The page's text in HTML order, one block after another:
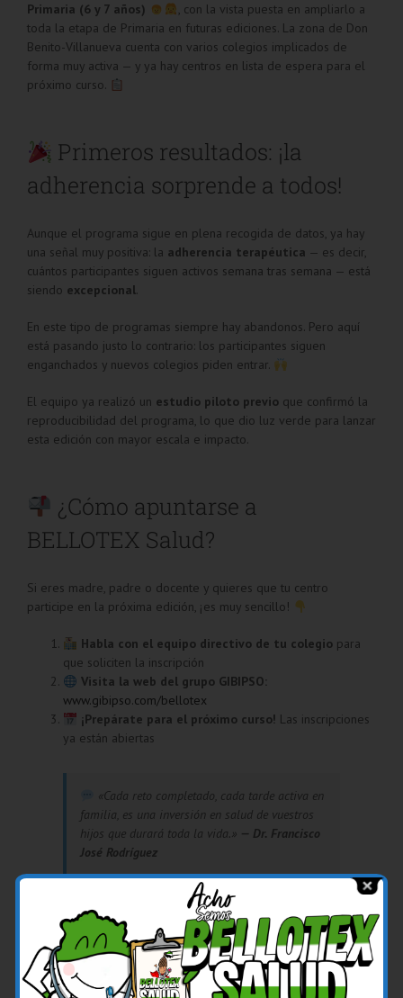
Primaria (6 y 7 años)
, con la vista puesta en ampliarlo a
toda la etapa de Primaria en futuras ediciones. La zona de Don
Benito-Villanueva cuenta con varios colegios implicados de
forma muy activa — y ya hay centros en lista de espera para el
próximo curso.
Primeros resultados: ¡la
adherencia sorprende a todos!
Aunque el programa sigue en plena recogida de datos, ya hay
una señal muy positiva: la adherencia terapéutica — es decir,
cuántos participantes siguen activos semana tras semana — está
siendo excepcional.
En este tipo de programas siempre hay abandonos. Pero aquí
está pasando justo lo contrario: los participantes siguen
enganchados y nuevos colegios piden entrar.
El equipo ya realizó un estudio piloto previoque confirmó la
reproducibilidad del programa, lo que dio luz verde para lanzar
esta edición con mayor escala e impacto.
¿Cómo apuntarse a
BELLOTEX Salud?
Si eres madre, padre o docente y quieres que tu centro
participe en la próxima edición, ¡es muy sencillo!
Habla con el equipo directivo de tu colegiopara
que soliciten la inscripción
Visita la web del grupo GIBIPSO:
www.gibipso.com/bellotex
¡Prepárate para el próximo curso! Las inscripciones
ya están abiertas
«Cada reto completado, cada tarde activa en
familia, es una inversión en salud de vuestros
hijos que durará toda la vida.» — Dr. Francisco
José Rodríguez
Conclusión
BELLOTEX Salud demuestra que innovar en salud pública no